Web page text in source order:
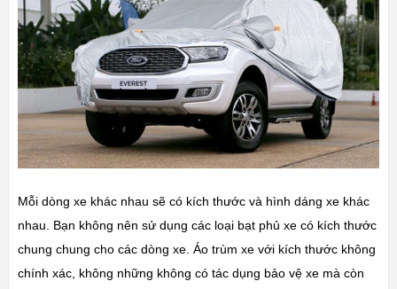
Mỗi dòng xe khác nhau sẽ có kích thước và hình dáng xe khác
nhau. Bạn không nên sử dụng các loại bạt phủ xe có kích thước
chung chung cho các dòng xe. Áo trùm xe với kích thước không
chính xác, không những không có tác dụng bảo vệ xe mà còn